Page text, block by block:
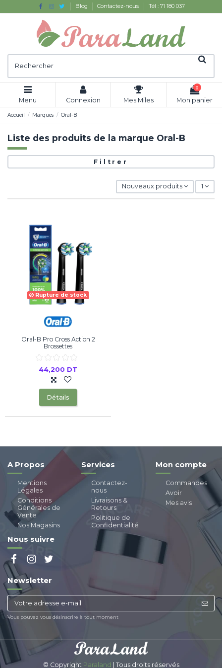
Blog Contactez-nous Tél : 71 180 037
Menu Connexion Mes Miles
0
Mon panier
Accueil Marques Oral-B
Liste des produits de la marque Oral-B
Filtrer
Nouveaux produits 1
Rupture de stock
Oral-B Pro Cross Action 2
Brossettes
44,200 DT
Détails
A Propos
Mentions
Légales
Conditions
Générales de
Vente
Nos Magasins
Services
Contactez-
nous
Livraisons &
Retours
Politique de
Confidentialité
Mon compte
Commandes
Avoir
Mes avis
Nous suivre
Newsletter
Vous pouvez vous désinscrire à tout moment
© Copyright Paraland | Tous droits réservés